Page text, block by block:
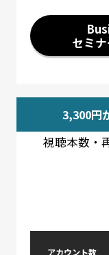
セミ
3,300円
視聴本数・
アカウント数